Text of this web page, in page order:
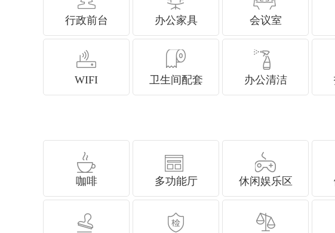
行政前台 办公家具 会议室
WIFI 卫生间配套 办公清洁
咖啡 多功能厅 休闲娱乐区